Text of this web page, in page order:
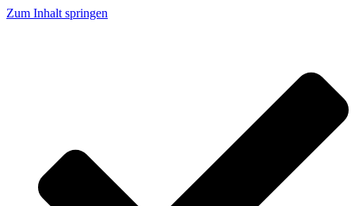
Zum Inhalt springen